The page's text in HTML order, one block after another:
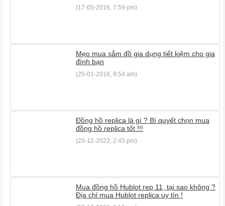
(17-05-2016, 7:59 pm)
Mẹo mua sắm đồ gia dụng tiết kiệm cho gia
đình bạn
(25-01-2016, 9:54 am)
Đồng hồ replica là gì ? Bí quyết chọn mua
đồng hồ replica tốt !!!
(20-12-2022, 2:45 pm)
Mua đồng hồ Hublot rep 11, tại sao không ?
Địa chỉ mua Hublot replica uy tín !